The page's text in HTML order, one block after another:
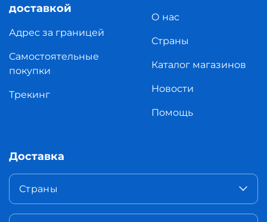
доставкой
Адрес за границей
Самостоятельные
покупки
Трекинг
О нас
Страны
Каталог магазинов
Новости
Помощь
Доставка
Страны